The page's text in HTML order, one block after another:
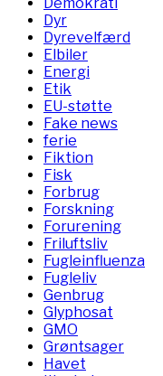
Dyr
Dyrevelfærd
Elbiler
Energi
Etik
EU-støtte
Fake news
ferie
Fiktion
Fisk
Forbrug
Forskning
Forurening
Friluftsliv
Fugleinfluenza
Fugleliv
Genbrug
Glyphosat
GMO
Grøntsager
Havet